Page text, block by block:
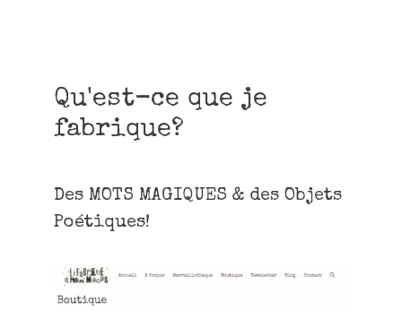
Qu'est-ce que je
fabrique?
Des MOTS MAGIQUES & des Objets
Poétiques!